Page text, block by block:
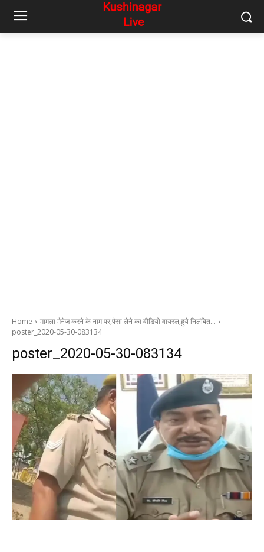
Home
मामला मैनेज करने के नाम पर,पैसा लेने का वीडियो वायरल,हुये निलंबित…
poster_2020-05-30-083134
poster_2020-05-30-083134